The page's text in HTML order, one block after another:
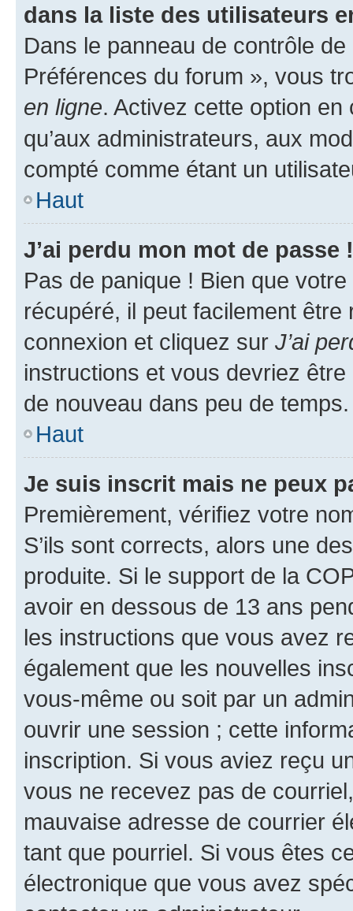
dans la liste des utilisateurs
Dans le panneau de contrôle
Préférences du forum », vous
en ligne. Activez cette option
qu’aux administrateurs, aux
compté comme étant un
Haut
J’ai perdu mon mot de passe !
Pas de panique ! Bien que
récupéré, il peut facilement
connexion et cliquez sur J’ai
instructions et vous devriez
de nouveau dans peu de temps.
Haut
Je suis inscrit mais ne peux
Premièrement, vérifiez votre
S’ils sont corrects, alors une
produite. Si le support de la
avoir en dessous de 13 ans
les instructions que vous avez
également que les nouvelles
vous-même ou soit par un
ouvrir une session ; cette
inscription. Si vous aviez reçu
vous ne recevez pas de
mauvaise adresse de courrier
tant que pourriel. Si vous êtes
électronique que vous avez